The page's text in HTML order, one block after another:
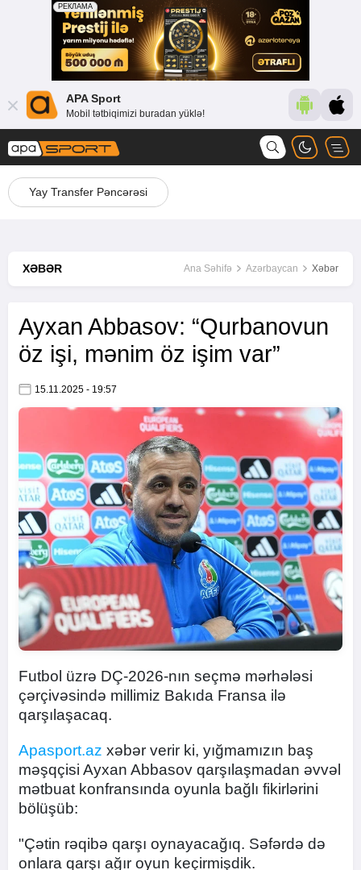
APA Sport
Mobil tətbiqimizi buradan yüklə!
Yay Transfer Pəncərəsi
XƏBƏR Ana Səhifə Azərbaycan Xəbər
Ayxan Abbasov: “Qurbanovun
öz işi, mənim öz işim var”
15.11.2025 - 19:57
Futbol üzrə DÇ-2026-nın seçmə mərhələsi
çərçivəsində millimiz Bakıda Fransa ilə
qarşılaşacaq.
Apasport.az xəbər verir ki, yığmamızın baş
məşqçisi Ayxan Abbasov qarşılaşmadan əvvəl
mətbuat konfransında oyunla bağlı fikirlərini
bölüşüb:
"Çətin rəqibə qarşı oynayacağıq. Səfərdə də
onlara qarşı ağır oyun keçirmişdik.